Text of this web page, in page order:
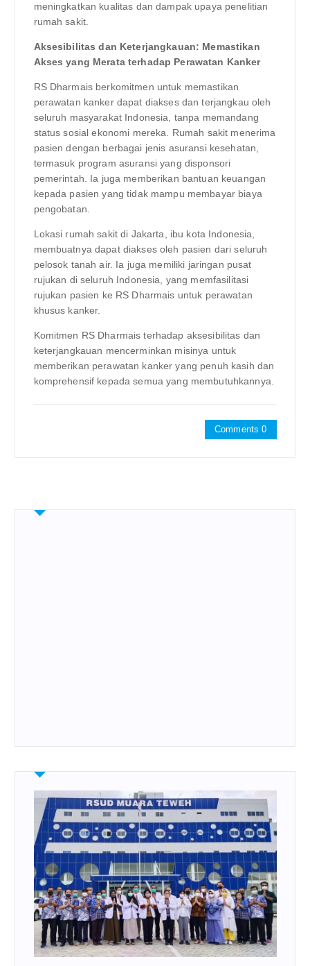
meningkatkan kualitas dan dampak upaya penelitian
rumah sakit.
Aksesibilitas dan Keterjangkauan: Memastikan
Akses yang Merata terhadap Perawatan Kanker
RS Dharmais berkomitmen untuk memastikan
perawatan kanker dapat diakses dan terjangkau oleh
seluruh masyarakat Indonesia, tanpa memandang
status sosial ekonomi mereka. Rumah sakit menerima
pasien dengan berbagai jenis asuransi kesehatan,
termasuk program asuransi yang disponsori
pemerintah. Ia juga memberikan bantuan keuangan
kepada pasien yang tidak mampu membayar biaya
pengobatan.
Lokasi rumah sakit di Jakarta, ibu kota Indonesia,
membuatnya dapat diakses oleh pasien dari seluruh
pelosok tanah air. Ia juga memiliki jaringan pusat
rujukan di seluruh Indonesia, yang memfasilitasi
rujukan pasien ke RS Dharmais untuk perawatan
khusus kanker.
Komitmen RS Dharmais terhadap aksesibilitas dan
keterjangkauan mencerminkan misinya untuk
memberikan perawatan kanker yang penuh kasih dan
komprehensif kepada semua yang membutuhkannya.
Comments 0